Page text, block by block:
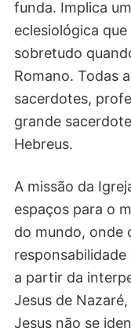
funda. Implica
eclesiológica
sobretudo
Romano. Todas
sacerdotes,
grande
Hebreus.
A missão da
espaços para o
do mundo, onde
a partir da
Jesus de
Jesus não se